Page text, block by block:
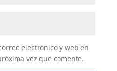
electrónico y web en
vez que comente.